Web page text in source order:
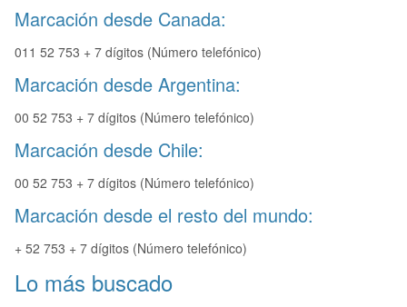
Marcación desde Canada:
011 52 753 + 7 dígitos (Número telefónico)
Marcación desde Argentina:
00 52 753 + 7 dígitos (Número telefónico)
Marcación desde Chile:
00 52 753 + 7 dígitos (Número telefónico)
Marcación desde el resto del mundo:
+ 52 753 + 7 dígitos (Número telefónico)
Lo más buscado